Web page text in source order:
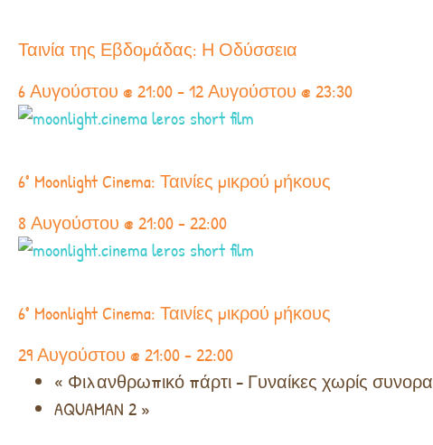
Ταινία της Εβδομάδας: Η Οδύσσεια
6 Αυγούστου @ 21:00-12 Αυγούστου @ 23:30
6° Moonlight Cinema: Ταινίες μικρού μήκους
8 Αυγούστου @ 21:00-22:00
6° Moonlight Cinema: Ταινίες μικρού μήκους
29 Αυγούστου @ 21:00-22:00
« Φιλανθρωπικό πάρτι – Γυναίκες χωρίς συνορα
AQUAMAN 2 »